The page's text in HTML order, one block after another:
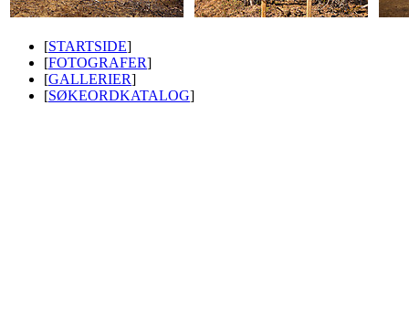
[STARTSIDE]
[FOTOGRAFER]
[GALLERIER]
[SØKEORDKATALOG]